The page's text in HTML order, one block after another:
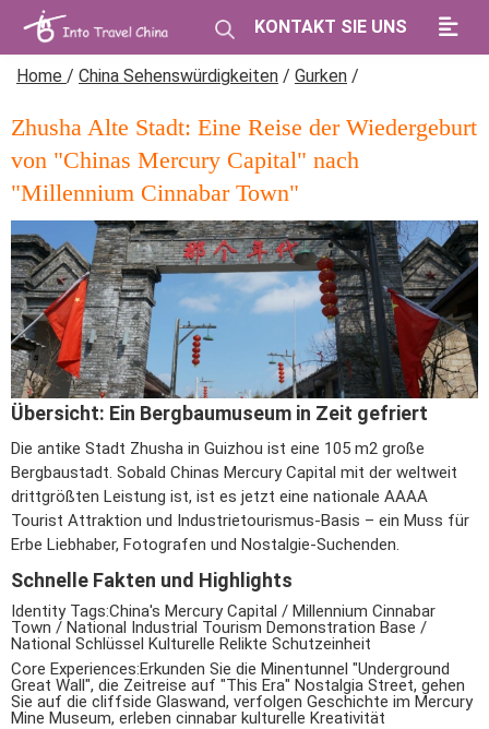
KONTAKT SIE UNS
Home / China Sehenswürdigkeiten / Gurken /
Zhusha Alte Stadt: Eine Reise der Wiedergeburt
von "Chinas Mercury Capital" nach
"Millennium Cinnabar Town"
Übersicht: Ein Bergbaumuseum in Zeit gefriert
Die antike Stadt Zhusha in Guizhou ist eine 105 m2 große
Bergbaustadt. Sobald Chinas Mercury Capital mit der weltweit
drittgrößten Leistung ist, ist es jetzt eine nationale AAAA
Tourist Attraktion und Industrietourismus-Basis – ein Muss für
Erbe Liebhaber, Fotografen und Nostalgie-Suchenden.
Schnelle Fakten und Highlights
Identity Tags:China's Mercury Capital / Millennium Cinnabar
Town / National Industrial Tourism Demonstration Base /
National Schlüssel Kulturelle Relikte Schutzeinheit
Core Experiences:Erkunden Sie die Minentunnel "Underground
Great Wall", die Zeitreise auf "This Era" Nostalgia Street, gehen
Sie auf die cliffside Glaswand, verfolgen Geschichte im Mercury
Mine Museum, erleben cinnabar kulturelle Kreativität